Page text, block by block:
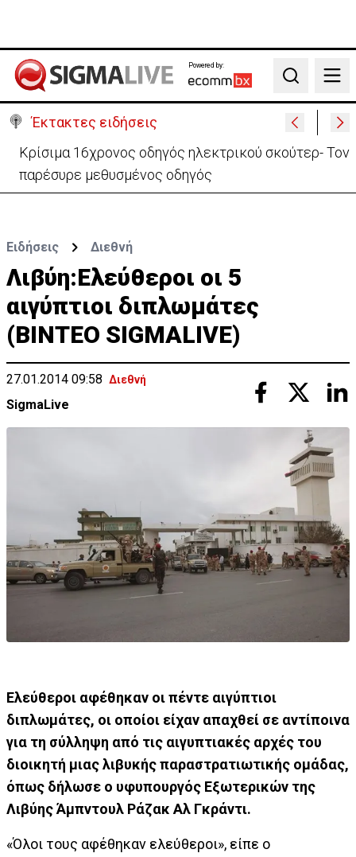
Powered by:
Search
Έκτακτες ειδήσεις
Πίσω στο ΗΒ για την κηδεία του γιου του ο
37χρονος:«Είναι σε άσχημη κατάσταση»
Ειδήσεις Διεθνή
Λιβύη:Ελεύθεροι οι 5
αιγύπτιοι διπλωμάτες
(ΒΙΝΤΕΟ SIGMALIVE)
27.01.2014 09:58 Διεθνή
SigmaLive
Ελεύθεροι αφέθηκαν οι πέντε αιγύπτιοι
διπλωμάτες, οι οποίοι είχαν απαχθεί σε αντίποινα
για τη σύλληψη από τις αιγυπτιακές αρχές του
διοικητή μιας λιβυκής παραστρατιωτικής ομάδας,
όπως δήλωσε ο υφυπουργός Εξωτερικών της
Λιβύης Άμπντουλ Ράζακ Αλ Γκράντι.
«Όλοι τους αφέθηκαν ελεύθεροι», είπε ο